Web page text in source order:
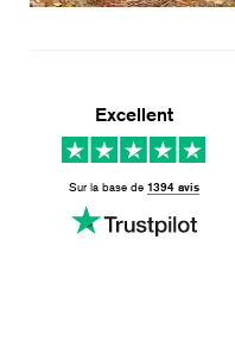
Excellent
Sur la base de 1394 avis